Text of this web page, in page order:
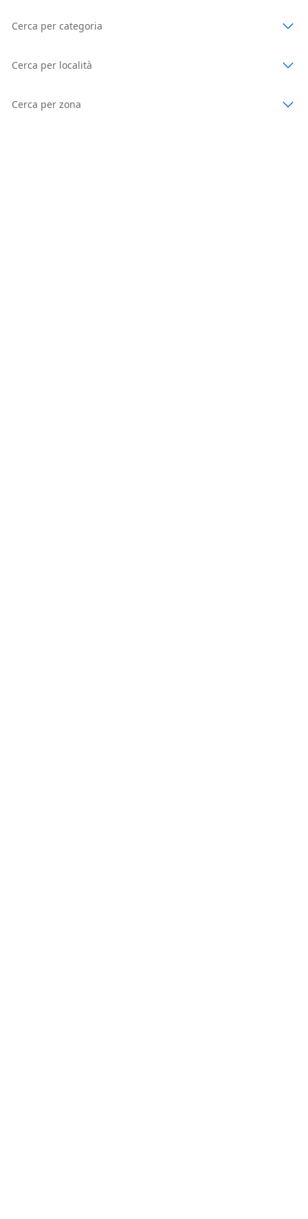
Cerca per categoria
Cerca per località
Cerca per zona